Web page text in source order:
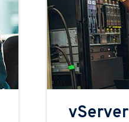
vServer